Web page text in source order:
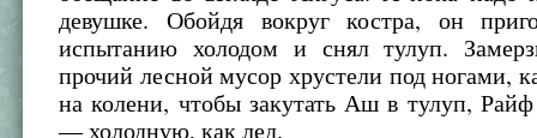
девушке. Обойдя вокруг костра, он
испытанию холодом и снял тулуп.
прочий лесной мусор хрустели под ногами,
на колени, чтобы закутать Аш в тулуп,
— холодную, как лед.